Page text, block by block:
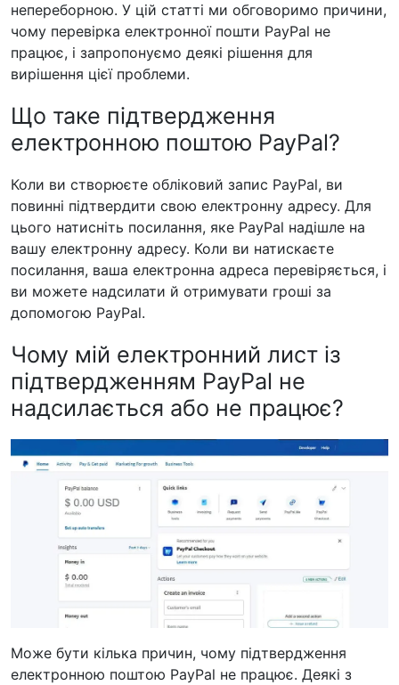
непереборною. У цій статті ми обговоримо причини,
чому перевірка електронної пошти PayPal не
працює, і запропонуємо деякі рішення для
вирішення цієї проблеми.
Що таке підтвердження
електронною поштою PayPal?
Коли ви створюєте обліковий запис PayPal, ви
повинні підтвердити свою електронну адресу. Для
цього натисніть посилання, яке PayPal надішле на
вашу електронну адресу. Коли ви натискаєте
посилання, ваша електронна адреса перевіряється, і
ви можете надсилати й отримувати гроші за
допомогою PayPal.
Чому мій електронний лист із
підтвердженням PayPal не
надсилається або не працює?
Може бути кілька причин, чому підтвердження
електронною поштою PayPal не працює. Деякі з